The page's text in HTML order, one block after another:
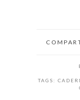
TAGS: